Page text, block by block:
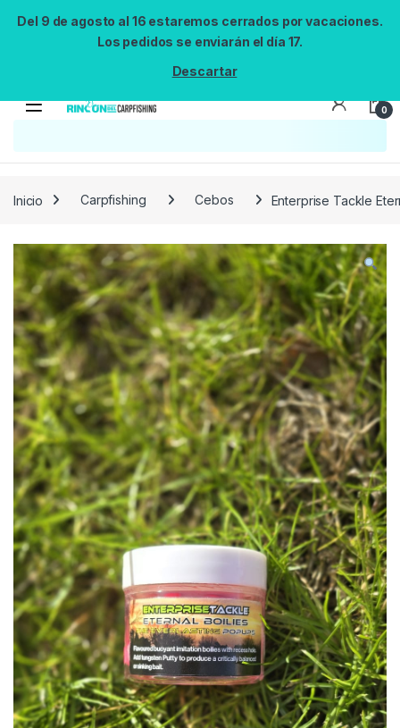
Del 9 de agosto al 16 estaremos cerrados por vacaciones.
Los pedidos se enviarán el día 17.
Descartar
0
No se pudo cargar el widget de búsqueda.
Inténtalo de nuevo.
Reintentar
Inicio Carpfishing Cebos Enterprise Tackle